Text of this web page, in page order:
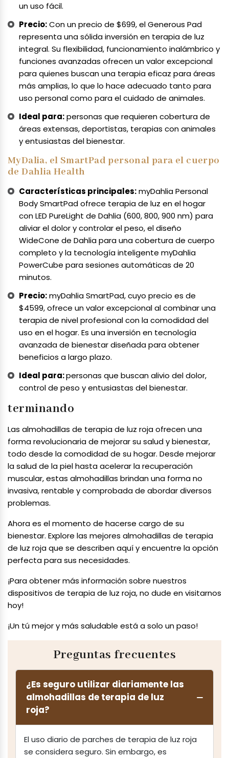
un uso fácil.
Precio:Con un precio de $699, el Generous Pad
representa una sólida inversión en terapia de luz
integral. Su flexibilidad, funcionamiento inalámbrico y
funciones avanzadas ofrecen un valor excepcional
para quienes buscan una terapia eficaz para áreas
más amplias, lo que lo hace adecuado tanto para
uso personal como para el cuidado de animales.
Ideal para:personas que requieren cobertura de
áreas extensas, deportistas, terapias con animales
y entusiastas del bienestar.
MyDalia, el SmartPad personal para el cuerpo
de Dahlia Health
Características principales:myDahlia Personal
Body SmartPad ofrece terapia de luz en el hogar
con LED PureLight de Dahlia (600, 800, 900 nm) para
aliviar el dolor y controlar el peso, el diseño
WideCone de Dahlia para una cobertura de cuerpo
completo y la tecnología inteligente myDahlia
PowerCube para sesiones automáticas de 20
minutos.
Precio:myDahlia SmartPad, cuyo precio es de
$4599, ofrece un valor excepcional al combinar una
terapia de nivel profesional con la comodidad del
uso en el hogar. Es una inversión en tecnología
avanzada de bienestar diseñada para obtener
beneficios a largo plazo.
Ideal para:personas que buscan alivio del dolor,
control de peso y entusiastas del bienestar.
terminando
Las almohadillas de terapia de luz roja ofrecen una
forma revolucionaria de mejorar su salud y bienestar,
todo desde la comodidad de su hogar. Desde mejorar
la salud de la piel hasta acelerar la recuperación
muscular, estas almohadillas brindan una forma no
invasiva, rentable y comprobada de abordar diversos
problemas.
Ahora es el momento de hacerse cargo de su
bienestar. Explore las mejores almohadillas de terapia
de luz roja que se describen aquí y encuentre la opción
perfecta para sus necesidades.
¡Para obtener más información sobre nuestros
dispositivos de terapia de luz roja, no dude en visitarnos
hoy!
¡Un tú mejor y más saludable está a solo un paso!
Preguntas frecuentes
¿Es seguro utilizar diariamente las
almohadillas de terapia de luz
roja?
El uso diario de parches de terapia de luz roja
se considera seguro. Sin embargo, es